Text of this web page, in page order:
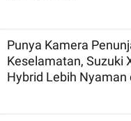
Punya Kamera
Keselamatan, Suzuki
Hybrid Lebih Nyaman